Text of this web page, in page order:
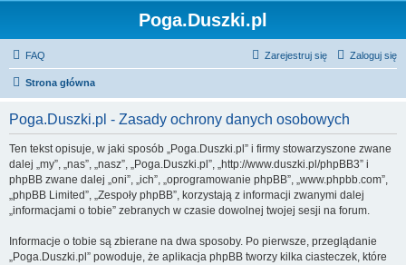
Poga.Duszki.pl
FAQ Zaloguj się
Zarejestruj się
Strona główna
Poga.Duszki.pl - Zasady ochrony danych osobowych
Ten tekst opisuje, w jaki sposób „Poga.Duszki.pl” i firmy stowarzyszone zwane
dalej „my”, „nas”, „nasz”, „Poga.Duszki.pl”, „http://www.duszki.pl/phpBB3” i
phpBB zwane dalej „oni”, „ich”, „oprogramowanie phpBB”, „www.phpbb.com”,
„phpBB Limited”, „Zespoły phpBB”, korzystają z informacji zwanymi dalej
„informacjami o tobie” zebranych w czasie dowolnej twojej sesji na forum.
Informacje o tobie są zbierane na dwa sposoby. Po pierwsze, przeglądanie
„Poga.Duszki.pl” powoduje, że aplikacja phpBB tworzy kilka ciasteczek, które